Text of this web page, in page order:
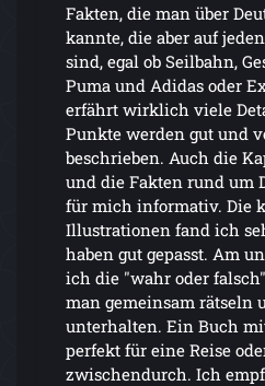
Fakten, die man über
kannte, die aber auf
sind, egal ob Seilbahn,
Puma und Adidas oder
erfährt wirklich viele
Punkte werden gut und
beschrieben. Auch die
und die Fakten rund um
für mich informativ. Die
Illustrationen fand ich
haben gut gepasst. Am
ich die "wahr oder
man gemeinsam rätseln
unterhalten. Ein Buch
perfekt für eine Reise
zwischendurch. Ich